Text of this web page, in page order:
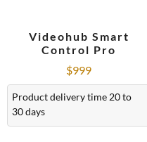
Videohub Smart
Control Pro
$999
Product delivery time 20 to
30 days